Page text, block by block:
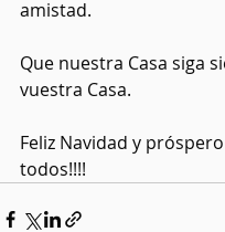
amistad.
Que nuestra Casa siga
vuestra Casa.
Feliz Navidad y
todos!!!!